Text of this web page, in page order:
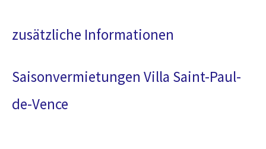
zusätzliche Informationen
Saisonvermietungen Villa Saint-Paul-
de-Vence